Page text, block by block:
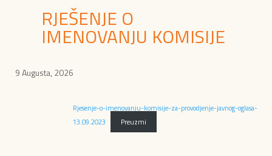
RJEŠENJE O
IMENOVANJU KOMISIJE
9 Augusta, 2026
Rjesenje-o-imenovanju-komisije-za-provodjenje-javnog-oglasa-
13.09.2023
Preuzmi